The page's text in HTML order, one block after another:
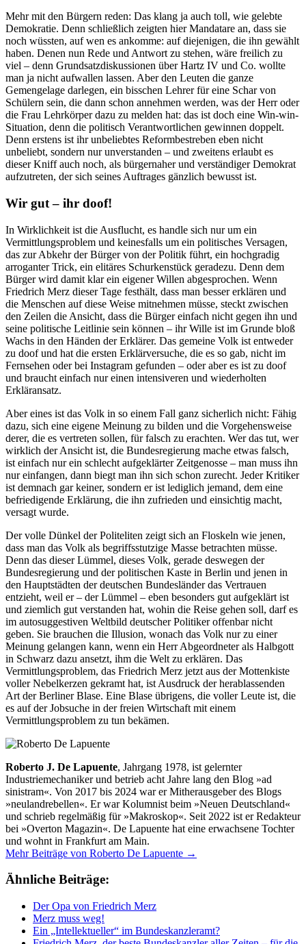
Mehr mit den Bürgern reden: Das klang ja auch toll, wie gelebte
Demokratie. Denn schließlich zeigten hier Mandatare an, dass sie
noch wüssten, auf wen es ankomme: auf diejenigen, die ihn gewählt
haben. Denen nun Rede und Antwort zu stehen, wäre freilich zu
viel – denn Grundsatzdiskussionen über Hartz IV und Co. wollte
man ja nicht aufwallen lassen. Aber den Leuten die ganze
Gemengelage darlegen, ein bisschen Lehrer für eine Schar von
Schülern sein, die dann schon annehmen werden, was der Herr oder
die Frau Lehrkörper dazu zu melden hat: das ist doch eine Win-win-
Situation, denn die politisch Verantwortlichen gewinnen doppelt.
Denn erstens ist ihr unbeliebtes Reformbestreben eben nicht
unbeliebt, sondern nur unverstanden – und zweitens erlaubt es
dieser Kniff auch noch, als bürgernaher und verständiger Demokrat
aufzutreten, der sich seines Auftrages gänzlich bewusst ist.
Wir gut – ihr doof!
In Wirklichkeit ist die Ausflucht, es handle sich nur um ein
Vermittlungsproblem und keinesfalls um ein politisches Versagen,
das zur Abkehr der Bürger von der Politik führt, ein hochgradig
arroganter Trick, ein elitäres Schurkenstück geradezu. Denn dem
Bürger wird damit klar ein eigener Willen abgesprochen. Wenn
Friedrich Merz dieser Tage festhält, dass man besser erklären und
die Menschen auf diese Weise mitnehmen müsse, steckt zwischen
den Zeilen die Ansicht, dass die Bürger einfach nicht gegen ihn und
seine politische Leitlinie sein können – ihr Wille ist im Grunde bloß
Wachs in den Händen der Erklärer. Das gemeine Volk ist entweder
zu doof und hat die ersten Erklärversuche, die es so gab, nicht im
Fernsehen oder bei Instagram gefunden – oder aber es ist zu doof
und braucht einfach nur einen intensiveren und wiederholten
Erkläransatz.
Aber eines ist das Volk in so einem Fall ganz sicherlich nicht: Fähig
dazu, sich eine eigene Meinung zu bilden und die Vorgehensweise
derer, die es vertreten sollen, für falsch zu erachten. Wer das tut, wer
wirklich der Ansicht ist, die Bundesregierung mache etwas falsch,
ist einfach nur ein schlecht aufgeklärter Zeitgenosse – man muss ihn
nur einfangen, dann biegt man ihn sich schon zurecht. Jeder Kritiker
ist demnach gar keiner, sondern er ist lediglich jemand, dem eine
befriedigende Erklärung, die ihn zufrieden und einsichtig macht,
versagt wurde.
Der volle Dünkel der Politeliten zeigt sich an Floskeln wie jenen,
dass man das Volk als begriffsstutzige Masse betrachten müsse.
Denn das dieser Lümmel, dieses Volk, gerade deswegen der
Bundesregierung und der politischen Kaste in Berlin und jenen in
den Hauptstädten der deutschen Bundesländer das Vertrauen
entzieht, weil er – der Lümmel – eben besonders gut aufgeklärt ist
und ziemlich gut verstanden hat, wohin die Reise gehen soll, darf es
im autosuggestiven Weltbild deutscher Politiker offenbar nicht
geben. Sie brauchen die Illusion, wonach das Volk nur zu einer
Meinung gelangen kann, wenn ein Herr Abgeordneter als Halbgott
in Schwarz dazu ansetzt, ihm die Welt zu erklären. Das
Vermittlungsproblem, das Friedrich Merz jetzt aus der Mottenkiste
voller Nebelkerzen gekramt hat, ist Ausdruck der herablassenden
Art der Berliner Blase. Eine Blase übrigens, die voller Leute ist, die
es auf der Jobsuche in der freien Wirtschaft mit einem
Vermittlungsproblem zu tun bekämen.
Roberto J. De Lapuente, Jahrgang 1978, ist gelernter
Industriemechaniker und betrieb acht Jahre lang den Blog »ad
sinistram«. Von 2017 bis 2024 war er Mitherausgeber des Blogs
»neulandrebellen«. Er war Kolumnist beim »Neuen Deutschland«
und schrieb regelmäßig für »Makroskop«. Seit 2022 ist er Redakteur
bei »Overton Magazin«. De Lapuente hat eine erwachsene Tochter
und wohnt in Frankfurt am Main.
Mehr Beiträge von Roberto De Lapuente →
Ähnliche Beiträge:
Der Opa von Friedrich Merz
Merz muss weg!
Ein „Intellektueller“ im Bundeskanzleramt?